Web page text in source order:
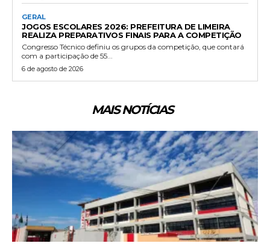
GERAL
JOGOS ESCOLARES 2026: PREFEITURA DE LIMEIRA
REALIZA PREPARATIVOS FINAIS PARA A COMPETIÇÃO
Congresso Técnico definiu os grupos da competição, que contará
com a participação de 55...
6 de agosto de 2026
MAIS NOTÍCIAS